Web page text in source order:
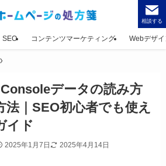
相談する
SEO コンテンツマーケティング Webデザ
データの読み方
法｜SEO初心者でも使え
イド
2025年1月7日 2025年4月14日